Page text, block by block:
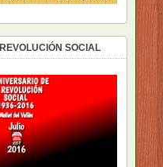
SOCIAL